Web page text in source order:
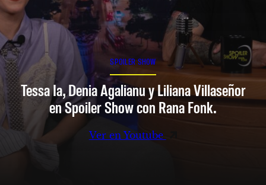
SPOILER SHOW
Tessa Ia, Denia Agalianu y Liliana Villaseñor
en Spoiler Show con Rana Fonk.
Ver en Youtube